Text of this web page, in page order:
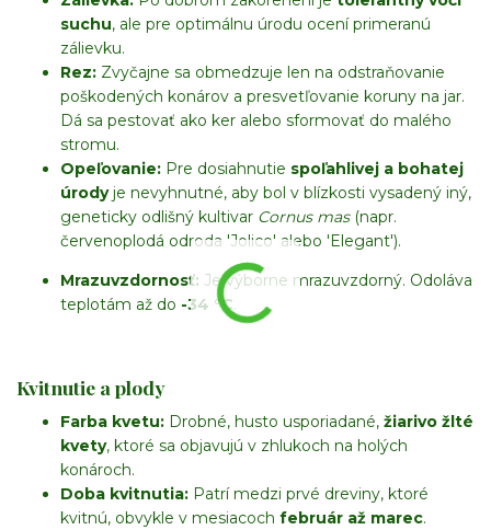
suchu, ale pre optimálnu úrodu ocení primeranú
zálievku.
Rez: Zvyčajne sa obmedzuje len na odstraňovanie
poškodených konárov a presvetľovanie koruny na jar.
Dá sa pestovať ako ker alebo sformovať do malého
stromu.
Opeľovanie: Pre dosiahnutie spoľahlivej a bohatej
úrodyje nevyhnutné, aby bol v blízkosti vysadený iný,
geneticky odlišný kultivar Cornus mas(napr.
červenoplodá odroda 'Jolico' alebo 'Elegant').
Mrazuvzdornosť: Je výborne mrazuvzdorný. Odoláva
teplotám až do -34 °C.
Kvitnutie a plody
Farba kvetu: Drobné, husto usporiadané, žiarivo žlté
kvety, ktoré sa objavujú v zhlukoch na holých
konároch.
Doba kvitnutia: Patrí medzi prvé dreviny, ktoré
kvitnú, obvykle v mesiacoch február až marec.